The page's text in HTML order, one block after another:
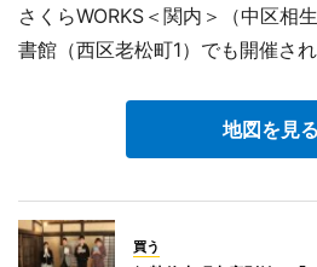
さくらWORKS＜関内＞（中区相
書館（西区老松町1）でも開催され
地図を見る
買う